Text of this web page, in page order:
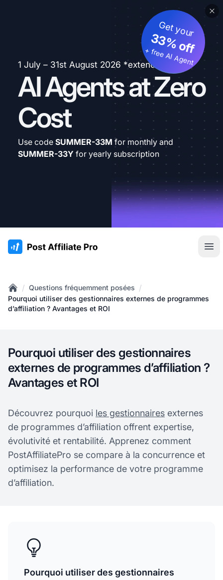
1 July – 31st August 2026 *extended
AI Agents at Zero
Cost
Get your
33% off
+ free AI Agent
Use code SUMMER-33M for monthly and
SUMMER-33Y for yearly subscription
:site.title
Home
/ Questions fréquemment posées /
Pourquoi utiliser des gestionnaires externes de programmes
d’affiliation ? Avantages et ROI
Pourquoi utiliser des gestionnaires
externes de programmes d’affiliation ?
Avantages et ROI
Découvrez pourquoi les gestionnaires externes
de programmes d’affiliation offrent expertise,
évolutivité et rentabilité. Apprenez comment
PostAffiliatePro se compare à la concurrence et
optimisez la performance de votre programme
d’affiliation.
Pourquoi utiliser des gestionnaires